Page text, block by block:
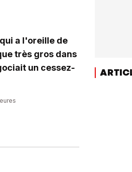
a l'oreille de
très gros dans
un cessez-